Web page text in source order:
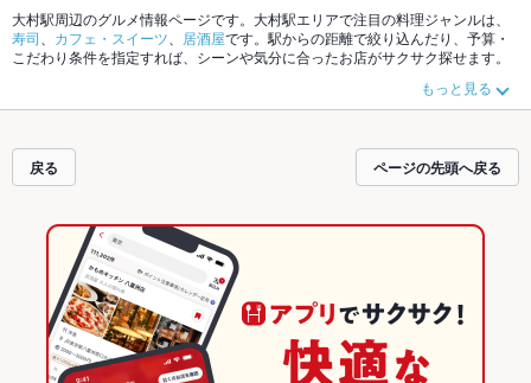
大村駅周辺のグルメ情報ページです。大村駅エリアで注目の料理ジャンルは、
寿司
カフェ・スイーツ 居酒屋です。駅からの距離で絞り込んだり、予算・
こだわり条件を指定すれば、シーンや気分に合ったお店がサクサク探せます。
クしてみてください。ホットペッパーグルメなら、お得なクーポンはもちろ
ん、こだわりメニューや季節のおすすめ料理など、お店の最新情報をご紹介し
す。友達どうしの飲み会にも、会社の宴会にも、デートやパーティにもお得に
便利にホットペッパーグルメをご利用ください。
もっと見る
戻る ページの先頭へ戻る